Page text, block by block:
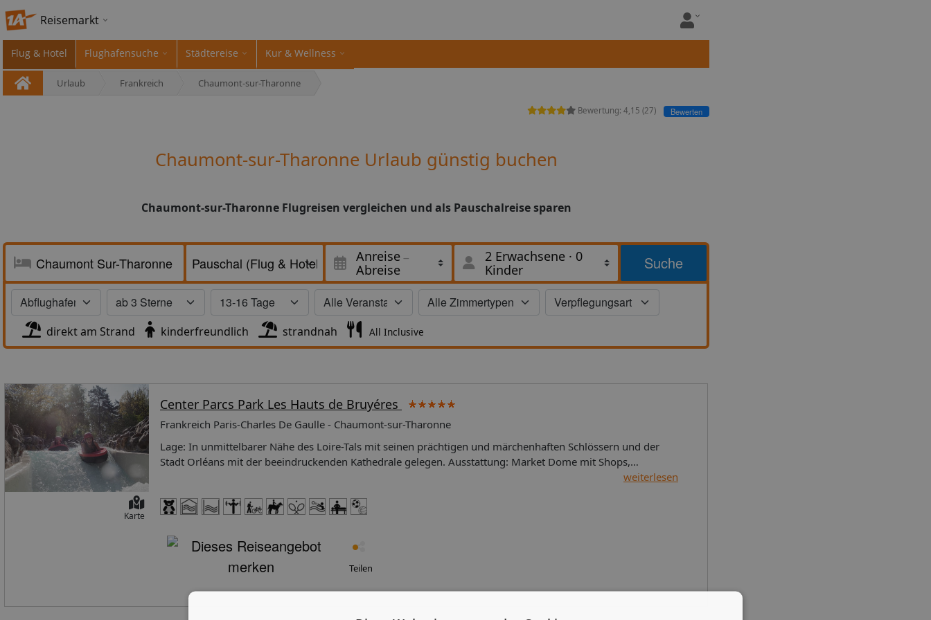
Reisemarkt
Flug & Hotel Flughafensuche Städtereise Kur & Wellness
Urlaub Frankreich Chaumont-sur-Tharonne
Bewertung: 4,15 (27) Bewerten
Chaumont-sur-Tharonne Urlaub günstig buchen
Chaumont-sur-Tharonne Flugreisen vergleichen und als Pauschalreise sparen
Anreise
Abreise
2 Erwachsene · 0
Kinder
Suche
direkt am Strand kinderfreundlich strandnah All Inclusive
Karte
Center Parcs Park Les Hauts de Bruyéres
Frankreich Paris-Charles De Gaulle - Chaumont-sur-Tharonne
Lage: In unmittelbarer Nähe des Loire-Tals mit seinen prächtigen und märchenhaften Schlössern und der
Stadt Orléans mit der beeindruckenden Kathedrale gelegen. Ausstattung: Market Dome mit Shops,
Supermarkt und Restaurants (z. B. Marché du Monde, italienisches Restaurant "Il Giardinio"). Buchbare
m²) für bis zu 4 Personen verfügen über zwei Schlafzimmer (1 davon mit einem Doppelbett und 1 mit zwei
Doppelwaschbecken, ein separates WC, ein Wohnzimmer mit offenem Kamin, Fernseher und Telefon, eine
komplett ausgestattete Küche mit Herd (ohne Backofen), Spülmaschine, Kaffeemaschine, Mikrowelle,
NESCAFÉ Dolce Gusto und Küchenpaket sowie eine eigene Terrasse mit Gartenmöbeln.Ein Babybett und ein
gebucht werden (unter CDG004P)******Bei den unten stehenden Bildern handelt es sich um
weiterlesen
Teilen